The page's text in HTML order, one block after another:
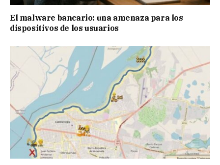
El malware bancario: una amenaza para los
dispositivos de los usuarios